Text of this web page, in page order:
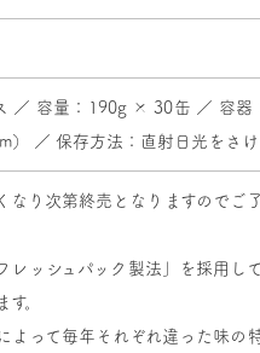
／ 容量：190g × 30缶 ／ 容器
／ 保存方法：直射日光をさ
なり次第終売となりますのでご
レッシュパック製法」を採用し
。
よって毎年それぞれ違った味の